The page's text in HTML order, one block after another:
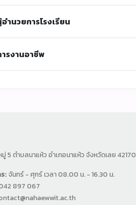
ำนวยการโรงเรียน
รงานอาชีพ
มู่ 5 ตำบลนาแห้ว อำเภอนาแห้ว จังหวัดเลย 42170
: จันทร์ - ศุกร์ เวลา 08.00 น. - 16.30 น.
897 067